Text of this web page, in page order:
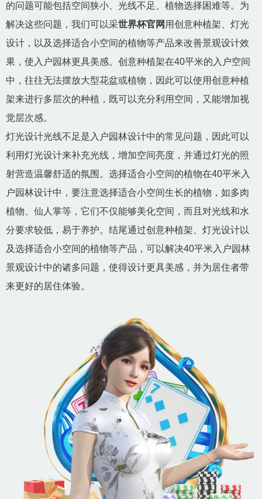
的问题可能包括空间狭小、光线不足、植物选择困难等。为
解决这些问题，我们可以采世界杯官网 用创意种植架、灯光
设计，以及选择适合小空间的植物等产品来改善景观设计效
果，使入户园林更具美感。创意种植架在40平米的入户空间
中，往往无法摆放大型花盆或植物，因此可以使用创意种植
架来进行多层次的种植，既可以充分利用空间，又能增加视
觉层次感。
灯光设计光线不足是入户园林设计中的常见问题，因此可以
利用灯光设计来补充光线，增加空间亮度，并通过灯光的照
射营造温馨舒适的氛围。选择适合小空间的植物在40平米入
户园林设计中，要注意选择适合小空间生长的植物，如多肉
植物、仙人掌等，它们不仅能够美化空间，而且对光线和水
分要求较低，易于养护。结尾通过创意种植架、灯光设计以
及选择适合小空间的植物等产品，可以解决40平米入户园林
景观设计中的诸多问题，使得设计更具美感，并为居住者带
来更好的居住体验。